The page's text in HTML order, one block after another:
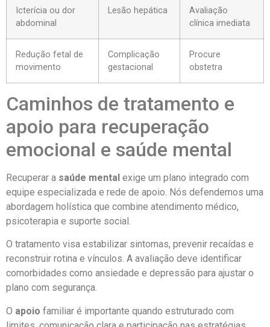
Icterícia ou dor
abdominal
Lesão hepática
Avaliação
clínica imediata
Redução fetal de
movimento
Complicação
gestacional
Procure
obstetra
Caminhos de tratamento e
apoio para recuperação
emocional e saúde mental
Recuperar a saúde mental exige um plano integrado com
equipe especializada e rede de apoio. Nós defendemos uma
abordagem holística que combine atendimento médico,
psicoterapia e suporte social.
O tratamento visa estabilizar sintomas, prevenir recaídas e
reconstruir rotina e vínculos. A avaliação deve identificar
comorbidades como ansiedade e depressão para ajustar o
plano com segurança.
O apoio familiar é importante quando estruturado com